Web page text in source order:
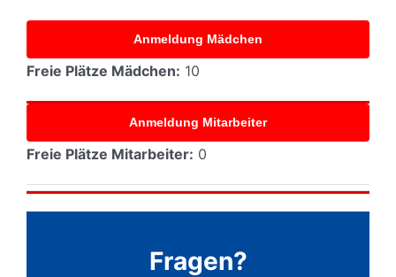
Anmeldung Mädchen
Freie Plätze Mädchen: 10
Anmeldung Mitarbeiter
Freie Plätze Mitarbeiter: 0
Fragen?